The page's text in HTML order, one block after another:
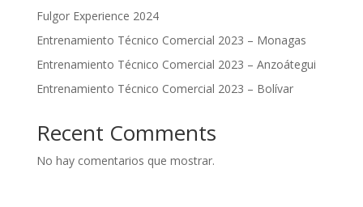
Fulgor Experience 2024
Entrenamiento Técnico Comercial 2023 – Monagas
Entrenamiento Técnico Comercial 2023 – Anzoátegui
Entrenamiento Técnico Comercial 2023 – Bolívar
Recent Comments
No hay comentarios que mostrar.